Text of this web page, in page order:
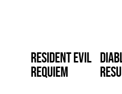
Resident Evil
Requiem